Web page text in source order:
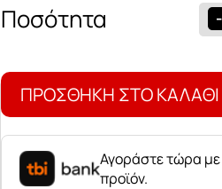
-
Βάζο
Mantel
ποσότητα
ΠΡΟΣΘΉΚΗ ΣΤΟ ΚΑΛΆΘΙ
Αγοράστε τώρα με
προϊόν.